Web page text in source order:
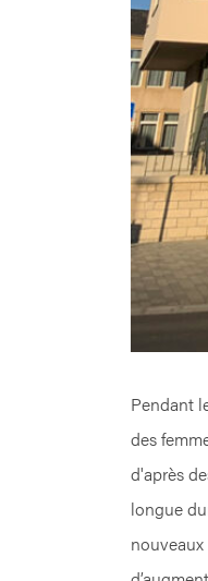
Pendant
des
d'après
longue